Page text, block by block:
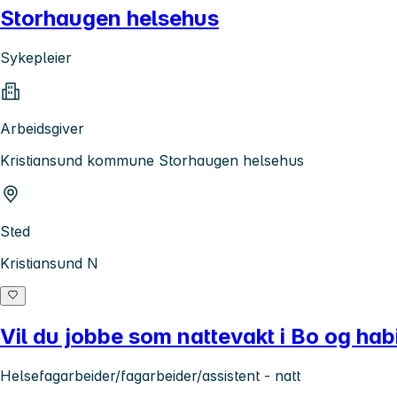
Storhaugen helsehus
Sykepleier
Arbeidsgiver
Kristiansund kommune Storhaugen helsehus
Sted
Kristiansund N
Vil du jobbe som nattevakt i Bo og
Helsefagarbeider/fagarbeider/assistent - natt